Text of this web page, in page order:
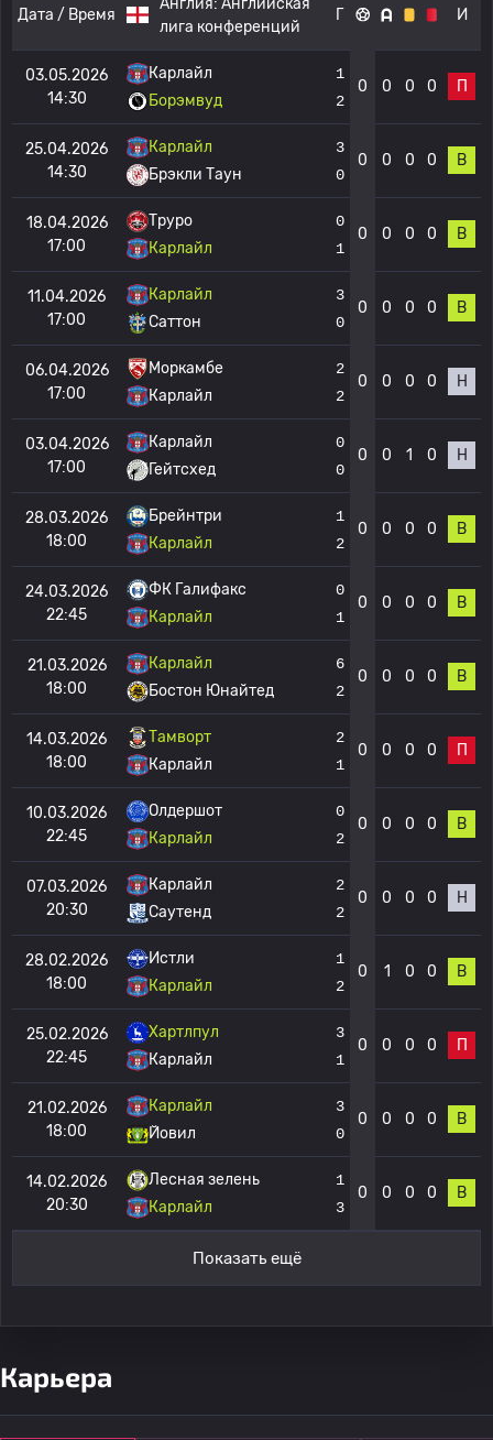
Дата / Время
Англия: Английская
лига конференций
Г И
03.05.2026
14:30
Карлайл
Борэмвуд
1
2
0 0 0 0 П
25.04.2026
14:30
Карлайл
Брэкли Таун
3
0
0 0 0 0 В
18.04.2026
17:00
Труро
Карлайл
0
1
0 0 0 0 В
11.04.2026
17:00
Карлайл
Саттон
3
0
0 0 0 0 В
06.04.2026
17:00
Моркамбе
Карлайл
2
2
0 0 0 0 Н
03.04.2026
17:00
Карлайл
Гейтсхед
0
0
0 0 1 0 Н
28.03.2026
18:00
Брейнтри
Карлайл
1
2
0 0 0 0 В
24.03.2026
22:45
ФК Галифакс
Карлайл
0
1
0 0 0 0 В
21.03.2026
18:00
Карлайл
Бостон Юнайтед
6
2
0 0 0 0 В
14.03.2026
18:00
Тамворт
Карлайл
2
1
0 0 0 0 П
10.03.2026
22:45
Олдершот
Карлайл
0
2
0 0 0 0 В
07.03.2026
20:30
Карлайл
Саутенд
2
2
0 0 0 0 Н
28.02.2026
18:00
Истли
Карлайл
1
2
0 1 0 0 В
25.02.2026
22:45
Хартлпул
Карлайл
3
1
0 0 0 0 П
21.02.2026
18:00
Карлайл
Йовил
3
0
0 0 0 0 В
14.02.2026
20:30
Лесная зелень
Карлайл
1
3
0 0 0 0 В
Показать ещё
Карьера